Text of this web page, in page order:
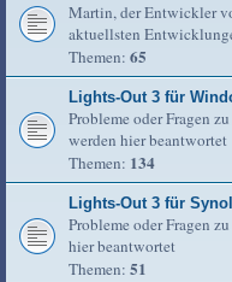
Martin, der Entwickler
aktuellsten
Themen: 65
Lights-Out 3 für
Probleme oder Fragen
werden hier beantwortet
Themen: 134
Lights-Out 3 für
Probleme oder Fragen
hier beantwortet
Themen: 51